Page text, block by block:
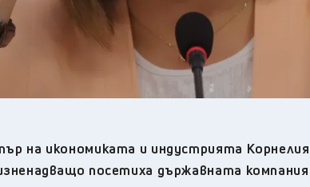
Стара Загора
Търговище 24
Хасково, 25
Шумен
Ямбол, 24°C
на икономиката и индустрията
посетиха държавната